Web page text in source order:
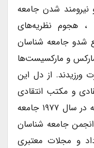
شدن جامعه
آمریکا در دهه ۱۹۶۰ ، هجوم نظریه‌های
شدو جامعه شناسان
و مارکسیست‌ها
ورزیدند. از دل این
و مکتب انتقادی
بیرون آمد و کار بدانجا رسید که در سال ۱۹۷۷ جامعه
جامعه شناسان
و مجلات معتبری